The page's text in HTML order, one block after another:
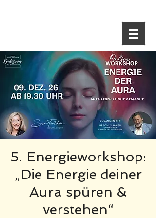
5. Energieworkshop:
„Die Energie deiner
Aura spüren &
verstehen“